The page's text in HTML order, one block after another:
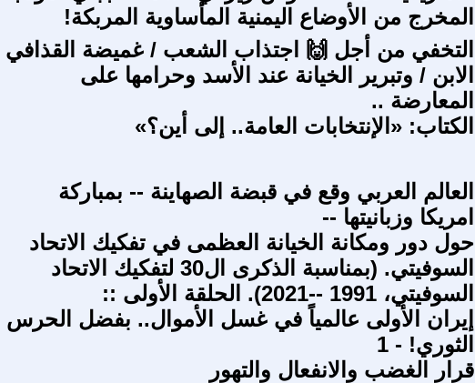
المخرج من الأوضاع اليمنية المأساوية المربكة!
التخفي من أجل 🙌 اجتذاب الشعب / غميضة القذافي
الابن / وتبرير الخيانة عند الأسد وحرامها على
المعارضة ..
الكتاب: «الإنتخابات العامة.. إلى أين؟»
العالم العربي وقع في قبضة الصهاينة -- بمباركة
امريكا وزبانيتها --
حول دور ومكانة الخيانة العظمى في تفكيك الاتحاد
السوفيتي. (بمناسبة الذكرى ال30 لتفكيك الاتحاد
السوفيتي، 1991 --2021). الحلقة الأولى ::
إيران الأولى عالمياً في غسل الأموال.. بفضل الحرس
الثوري! - 1
قرار الغضب والانفعال والتهور